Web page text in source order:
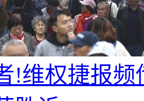
!维权捷报